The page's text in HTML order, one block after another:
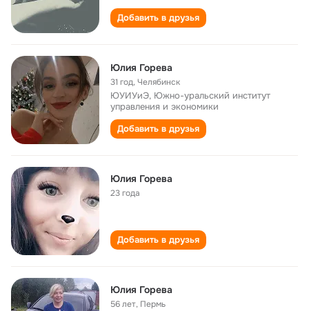
Добавить в друзья
Юлия Горева
31 год,Челябинск
ЮУИУиЭ, Южно-уральский институт
управления и экономики
Добавить в друзья
Юлия Горева
23 года
Добавить в друзья
Юлия Горева
56 лет, Пермь